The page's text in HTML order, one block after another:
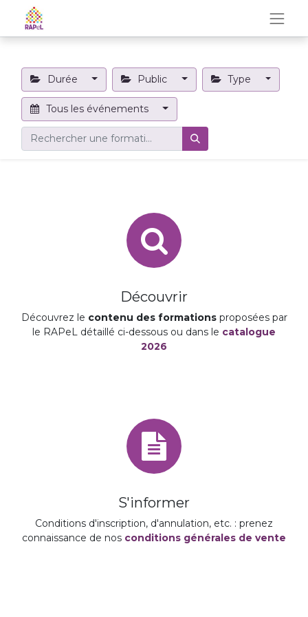
Durée Public Type
Tous les événements
Découvrir
Découvrez le contenu des formationsproposées par
le RAPeL détaillé ci-dessous ou dans le catalogue
2026
S'informer
Conditions d'inscription, d'annulation, etc. : prenez
connaissance de nos conditions générales de vente